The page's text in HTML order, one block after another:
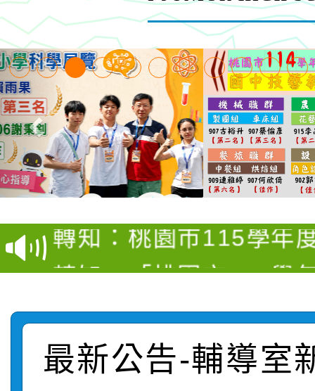
【甄選結果(第4招)】
學年度第1學期第9次代
結果(第4招)
【甄選結果(第12招)】
學年度第1學期第7次代
結果(第12招)
轉知：桃園市115學年
賽及師生本土語及新住
賽實施要點
轉知：「桃園市115學
比賽實施要點」
轉知：「115年金融知
動辦法」
轉知臺中市政府政風處
最新公告-輔導室